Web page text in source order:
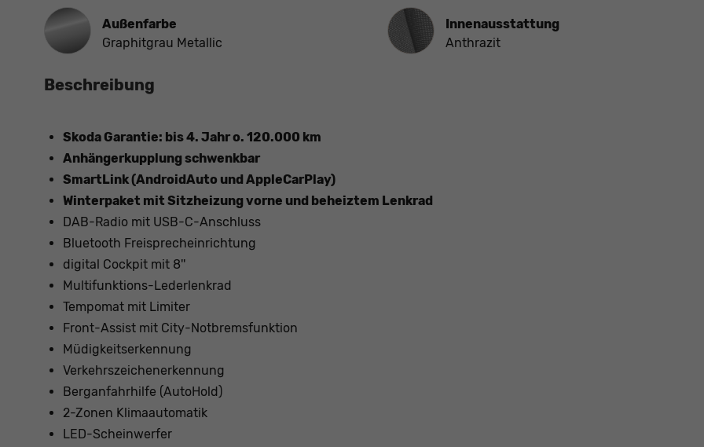
Außenfarbe
Graphitgrau Metallic
Innenausstattung
Innenausstattung
Anthrazit
Beschreibung
Skoda Garantie: bis 4. Jahr o. 120.000 km
Anhängerkupplung schwenkbar
SmartLink (AndroidAuto und AppleCarPlay)
Winterpaket mit Sitzheizung vorne und beheiztem Lenkrad
DAB-Radio mit USB-C-Anschluss
Bluetooth Freisprecheinrichtung
digital Cockpit mit 8''
Multifunktions-Lederlenkrad
Tempomat mit Limiter
Front-Assist mit City-Notbremsfunktion
Müdigkeitserkennung
Verkehrszeichenerkennung
Berganfahrhilfe (AutoHold)
2-Zonen Klimaautomatik
LED-Scheinwerfer